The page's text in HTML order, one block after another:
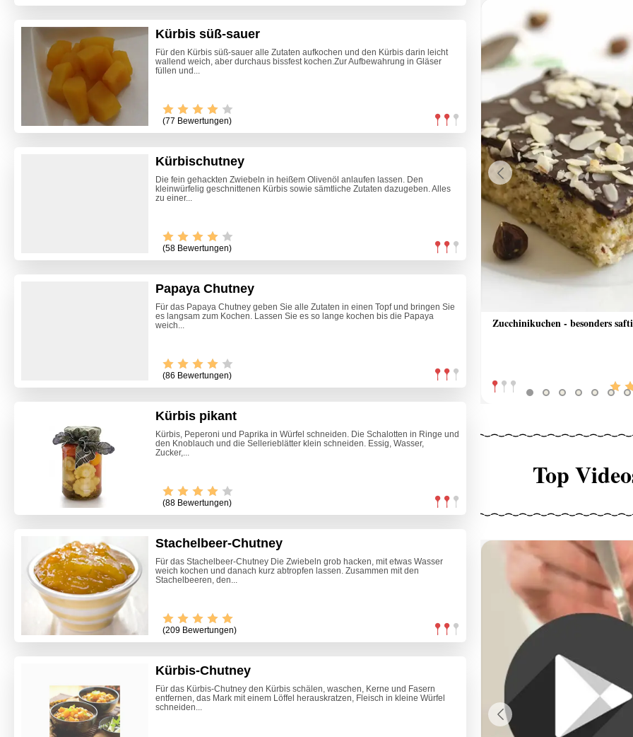
Kürbis süß-sauer
Für den Kürbis süß-sauer alle Zutaten aufkochen und den Kürbis darin leicht
wallend weich, aber durchaus bissfest kochen.Zur Aufbewahrung in Gläser
füllen und...
(77 Bewertungen)
Kürbischutney
Die fein gehackten Zwiebeln in heißem Olivenöl anlaufen lassen. Den
kleinwürfelig geschnittenen Kürbis sowie sämtliche Zutaten dazugeben. Alles
zu einer...
(58 Bewertungen)
Papaya Chutney
Für das Papaya Chutney geben Sie alle Zutaten in einen Topf und bringen Sie
es langsam zum Kochen. Lassen Sie es so lange kochen bis die Papaya
weich...
(86 Bewertungen)
Kürbis pikant
Kürbis, Peperoni und Paprika in Würfel schneiden. Die Schalotten in Ringe und
den Knoblauch und die Sellerieblätter klein schneiden. Essig, Wasser,
Zucker,...
(88 Bewertungen)
Stachelbeer-Chutney
Für das Stachelbeer-Chutney Die Zwiebeln grob hacken, mit etwas Wasser
weich kochen und danach kurz abtropfen lassen. Zusammen mit den
Stachelbeeren, den...
(209 Bewertungen)
Kürbis-Chutney
Für das Kürbis-Chutney den Kürbis schälen, waschen, Kerne und Fasern
entfernen, das Mark mit einem Löffel herauskratzen, Fleisch in kleine Würfel
schneiden...
Zucchinikuchen - besonders
Himmlische Bananenschnitten
Previous
Top
Previous